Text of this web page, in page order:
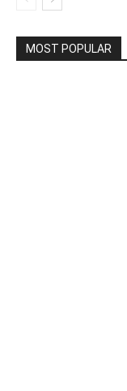
MOST POPULAR